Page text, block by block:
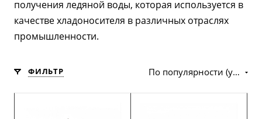
получения ледяной воды, которая используется в
качестве хладоносителя в различных отраслях
промышленности.
ФИЛЬТР По популярности (убывание)